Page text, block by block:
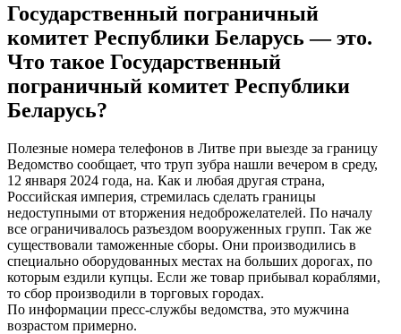
Государственный пограничный
комитет Республики Беларусь — это.
Что такое Государственный
пограничный комитет Республики
Беларусь?
Полезные номера телефонов в Литве при выезде за границу
Ведомство сообщает, что труп зубра нашли вечером в среду,
12 января 2024 года, на. Как и любая другая страна,
Российская империя, стремилась сделать границы
недоступными от вторжения недоброжелателей. По началу
все ограничивалось разъездом вооруженных групп. Так же
существовали таможенные сборы. Они производились в
специально оборудованных местах на больших дорогах, по
которым ездили купцы. Если же товар прибывал кораблями,
то сбор производили в торговых городах.
По информации пресс-службы ведомства, это мужчина
возрастом примерно.